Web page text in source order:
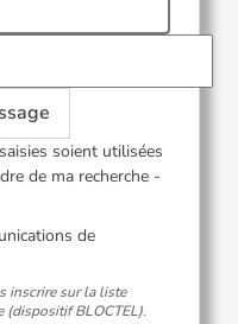
soient utilisées
de ma recherche -
de
inscrire sur la liste
(dispositif BLOCTEL).